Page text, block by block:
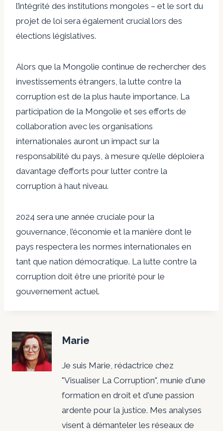
l’intégrité des institutions mongoles – et le sort du
projet de loi sera également crucial lors des
élections législatives.
Alors que la Mongolie continue de rechercher des
investissements étrangers, la lutte contre la
corruption est de la plus haute importance. La
participation de la Mongolie et ses efforts de
collaboration avec les organisations
internationales auront un impact sur la
responsabilité du pays, à mesure qu’elle déploiera
davantage d’efforts pour lutter contre la
corruption à haut niveau.
2024 sera une année cruciale pour la
gouvernance, l’économie et la manière dont le
pays respectera les normes internationales en
tant que nation démocratique. La lutte contre la
corruption doit être une priorité pour le
gouvernement actuel.
Marie
Je suis Marie, rédactrice chez
"Visualiser La Corruption", munie d'une
formation en droit et d'une passion
ardente pour la justice. Mes analyses
visent à démanteler les réseaux de